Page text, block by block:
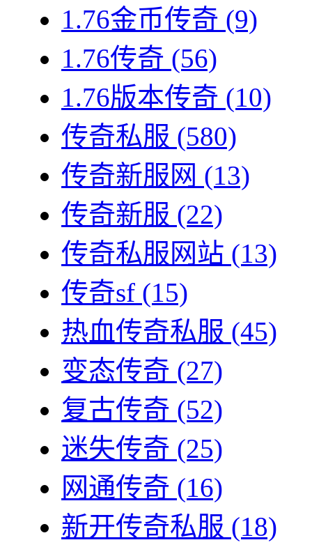
1.76金币传奇 (9)
1.76传奇 (56)
1.76版本传奇 (10)
传奇私服 (580)
传奇新服网 (13)
传奇新服 (22)
传奇私服网站 (13)
传奇sf (15)
热血传奇私服 (45)
变态传奇 (27)
复古传奇 (52)
迷失传奇 (25)
网通传奇 (16)
新开传奇私服 (18)